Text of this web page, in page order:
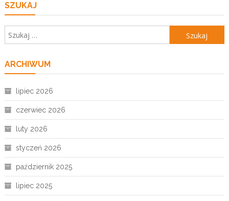
SZUKAJ
Szukaj:
ARCHIWUM
lipiec 2026
czerwiec 2026
luty 2026
styczeń 2026
październik 2025
lipiec 2025